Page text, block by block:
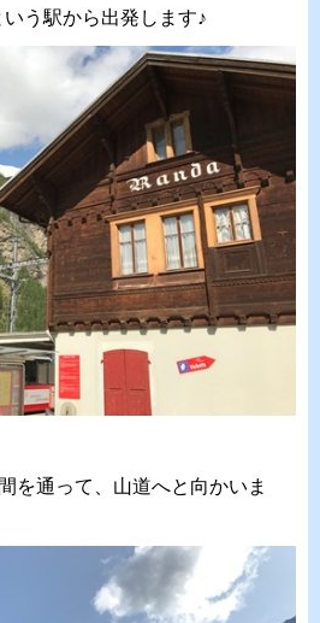
いう駅から出発します♪
を通って、山道へと向かいま